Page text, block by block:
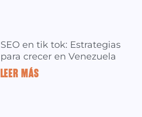
SEO en tik tok: Estrategias
para crecer en Venezuela
LEER MÁS »